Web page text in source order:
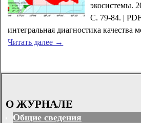
экосистемы.
С. 79-84. |
интегральная диагностика качества
Читать далее →
О ЖУРНАЛЕ
Общие сведения